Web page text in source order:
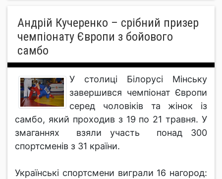
Андрій Кучеренко – срібний призер
чемпіонату Європи з бойового
самбо
У столиці Білорусі Мінську
завершився чемпіонат Європи
серед чоловіків та жінок із
самбо, який проходив з 19 по 21 травня. У
змаганнях взяли участь понад 300
спортсменів з 31 країни.
Українські спортсмени виграли 16 нагород: